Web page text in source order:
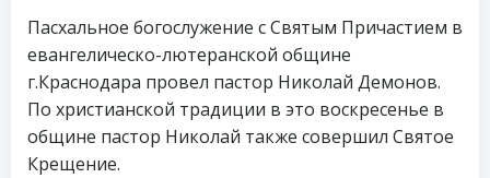
Пасхальное богослужение с Святым Причастием в
евангелическо-лютеранской общине
г.Краснодара провел пастор Николай Демонов.
По христианской традиции в это воскресенье в
общине пастор Николай также совершил Святое
Крещение.